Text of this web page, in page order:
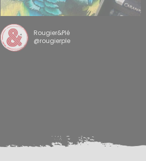
Rougier&Plé
@rougierple